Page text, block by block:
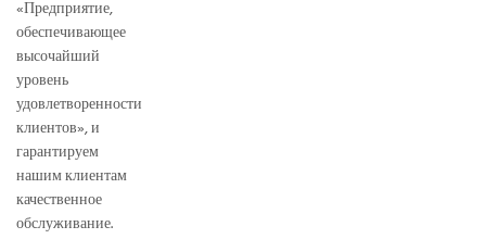
«Предприятие,
обеспечивающее
высочайший
уровень
удовлетворенности
клиентов», и
гарантируем
нашим клиентам
качественное
обслуживание.